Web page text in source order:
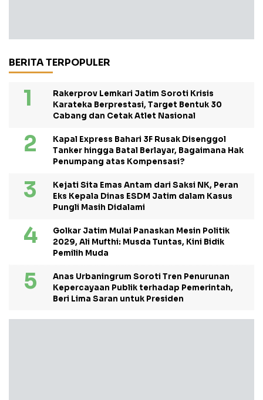
BERITA TERPOPULER
Rakerprov Lemkari Jatim Soroti Krisis
Karateka Berprestasi, Target Bentuk 30
Cabang dan Cetak Atlet Nasional
Kapal Express Bahari 3F Rusak Disenggol
Tanker hingga Batal Berlayar, Bagaimana Hak
Penumpang atas Kompensasi?
Kejati Sita Emas Antam dari Saksi NK, Peran
Eks Kepala Dinas ESDM Jatim dalam Kasus
Pungli Masih Didalami
Golkar Jatim Mulai Panaskan Mesin Politik
2029, Ali Mufthi: Musda Tuntas, Kini Bidik
Pemilih Muda
Anas Urbaningrum Soroti Tren Penurunan
Kepercayaan Publik terhadap Pemerintah,
Beri Lima Saran untuk Presiden